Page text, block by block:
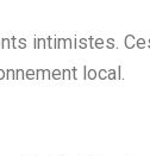
intimistes.
local.